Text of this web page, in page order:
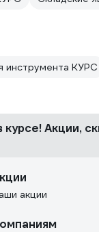
инструмента КУРС
курсе! Акции,
акции